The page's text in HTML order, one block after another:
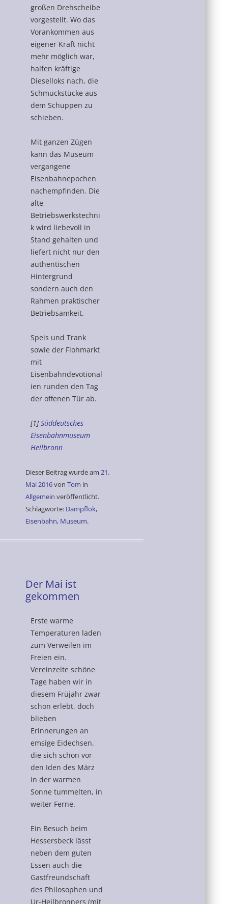
großen Drehscheibe
vorgestellt. Wo das
Vorankommen aus
eigener Kraft nicht
mehr möglich war,
halfen kräftige
Dieselloks nach, die
Schmuckstücke aus
dem Schuppen zu
schieben.
Mit ganzen Zügen
kann das Museum
vergangene
Eisenbahnepochen
nachempfinden. Die
alte
Betriebswerkstechni
k wird liebevoll in
Stand gehalten und
liefert nicht nur den
authentischen
Hintergrund
sondern auch den
Rahmen praktischer
Betriebsamkeit.
Speis und Trank
sowie der Flohmarkt
mit
Eisenbahndevotional
ien runden den Tag
der offenen Tür ab.
[1]Süddeutsches
Eisenbahnmuseum
Heilbronn
Dieser Beitrag wurde am 21.
Mai 2016von Tom in
Allgemein veröffentlicht.
Schlagworte: Dampflok,
Eisenbahn, Museum.
Der Mai ist
gekommen
Erste warme
Temperaturen laden
zum Verweilen im
Freien ein.
Vereinzelte schöne
Tage haben wir in
diesem Früjahr zwar
schon erlebt, doch
blieben
Erinnerungen an
emsige Eidechsen,
die sich schon vor
den Iden des März
in der warmen
Sonne tummelten, in
weiter Ferne.
Ein Besuch beim
Hessersbeck lässt
neben dem guten
Essen auch die
Gastfreundschaft
des Philosophen und
Ur-Heilbronners (mit